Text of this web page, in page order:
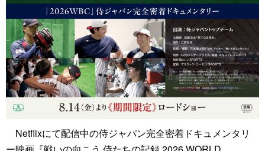
Netflixにて配信中の侍ジャパン完全密着ドキュメンタリ